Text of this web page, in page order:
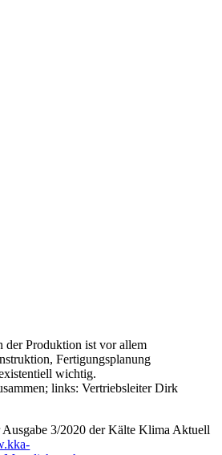
in der Produktion ist vor allem
Fertigungsplanung
existentiell wichtig.
links: Vertriebsleiter Dirk
3/2020 der Kälte Klima Aktuell